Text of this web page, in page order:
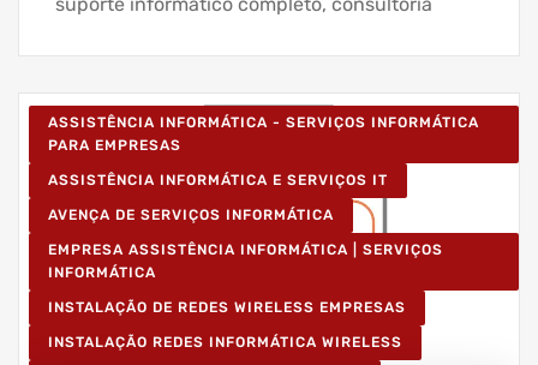
ASSISTÊNCIA INFORMÁTICA - SERVIÇOS INFORMÁTICA
PARA EMPRESAS
ASSISTÊNCIA INFORMÁTICA E SERVIÇOS IT
AVENÇA DE SERVIÇOS INFORMÁTICA
EMPRESA ASSISTÊNCIA INFORMÁTICA | SERVIÇOS
INFORMÁTICA
INSTALAÇÃO DE REDES WIRELESS EMPRESAS
INSTALAÇÃO REDES INFORMÁTICA WIRELESS